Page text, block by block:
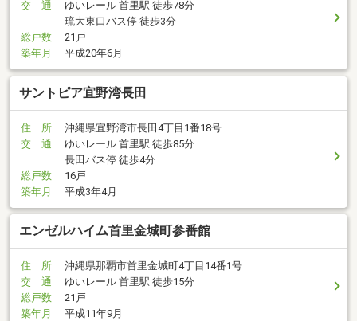
交 通
ゆいレール 首里駅 徒歩78分
琉大東口バス停 徒歩3分
総戸数
21戸
築年月
平成20年6月
サントピア宜野湾長田
住 所
沖縄県宜野湾市長田4丁目1番18号
交 通
ゆいレール 首里駅 徒歩85分
長田バス停 徒歩4分
総戸数
16戸
築年月
平成3年4月
エンゼルハイム首里金城町参番館
住 所
沖縄県那覇市首里金城町4丁目14番1号
交 通
ゆいレール 首里駅 徒歩15分
総戸数
21戸
築年月
平成11年9月